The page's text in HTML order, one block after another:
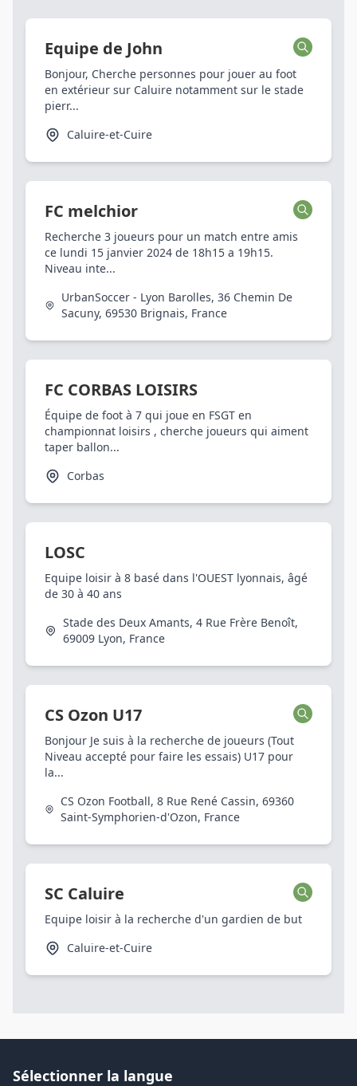
Equipe de John
Bonjour, Cherche personnes pour jouer au foot
en extérieur sur Caluire notamment sur le stade
pierr...
Caluire-et-Cuire
FC melchior
Recherche 3 joueurs pour un match entre amis
ce lundi 15 janvier 2024 de 18h15 a 19h15.
Niveau inte...
UrbanSoccer - Lyon Barolles, 36 Chemin De
Sacuny, 69530 Brignais, France
FC CORBAS LOISIRS
Équipe de foot à 7 qui joue en FSGT en
championnat loisirs , cherche joueurs qui aiment
taper ballon...
Corbas
LOSC
Equipe loisir à 8 basé dans l'OUEST lyonnais, âgé
de 30 à 40 ans
Stade des Deux Amants, 4 Rue Frère Benoît,
69009 Lyon, France
CS Ozon U17
Bonjour Je suis à la recherche de joueurs (Tout
Niveau accepté pour faire les essais) U17 pour
la...
CS Ozon Football, 8 Rue René Cassin, 69360
Saint-Symphorien-d'Ozon, France
SC Caluire
Equipe loisir à la recherche d'un gardien de but
Caluire-et-Cuire
Sélectionner la langue